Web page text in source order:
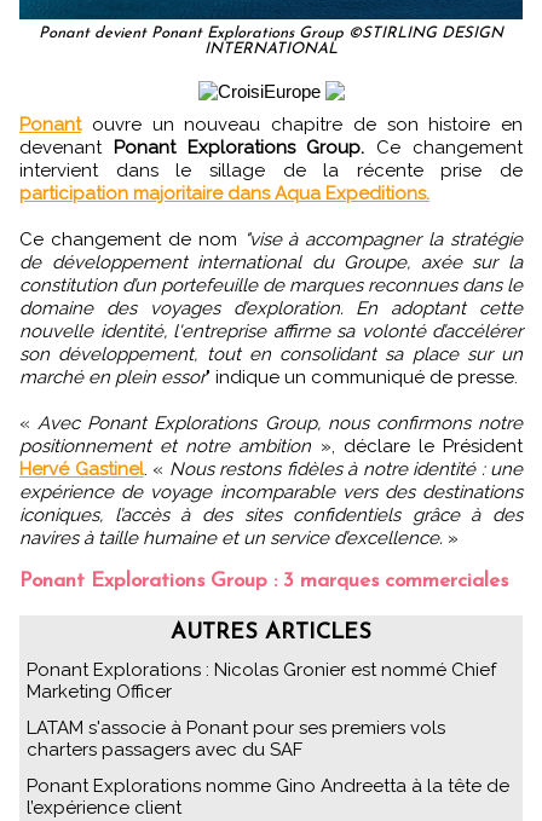
Ponant devient Ponant Explorations Group ©STIRLING DESIGN
INTERNATIONAL
Ponantouvre un nouveau chapitre de son histoire en
devenant Ponant Explorations Group. Ce changement
intervient dans le sillage de la récente prise de
participation majoritaire dans Aqua Expeditions.
Ce changement de nom "vise à accompagner la stratégie
de développement international du Groupe, axée sur la
constitution d’un portefeuille de marques reconnues dans le
domaine des voyages d’exploration. En adoptant cette
nouvelle identité, l'entreprise affirme sa volonté d’accélérer
son développement, tout en consolidant sa place sur un
marché en plein essor" indique un communiqué de presse.
«Avec Ponant Explorations Group, nous confirmons notre
positionnement et notre ambition », déclare le Président
Hervé Gastinel. « Nous restons fidèles à notre identité : une
expérience de voyage incomparable vers des destinations
iconiques, l’accès à des sites confidentiels grâce à des
navires à taille humaine et un service d’excellence. »
Ponant Explorations Group : 3 marques commerciales
AUTRES ARTICLES
Ponant Explorations : Nicolas Gronier est nommé Chief
Marketing Officer
LATAM s'associe à Ponant pour ses premiers vols
charters passagers avec du SAF
Ponant Explorations nomme Gino Andreetta à la tête de
l’expérience client